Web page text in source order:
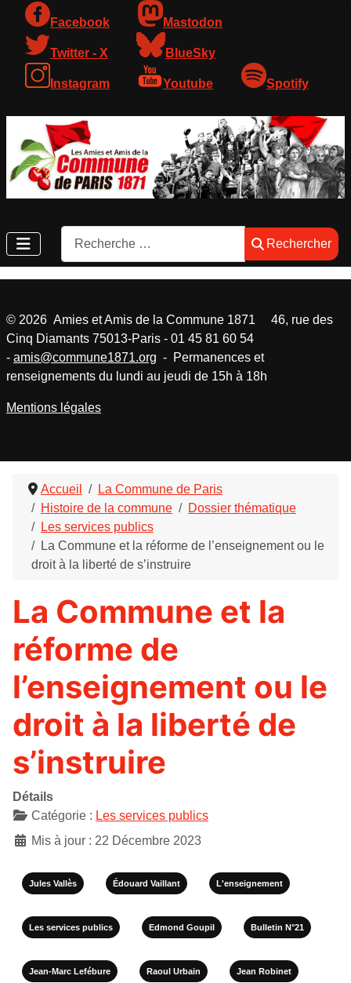
Facebook Mastodon
Twitter - X BlueSky
Instagram Youtube Spotify
Rechercher
Rechercher
Accueil
La Commune de Paris
Histoire de la commune
Dossier thématique
Les services publics
La Commune et la réforme de l’enseignement ou le
droit à la liberté de s’instruire
La Commune et la
réforme de
l’enseignement ou le
droit à la liberté de
s’instruire
Détails
Catégorie : Les services publics
Mis à jour : 22 Décembre 2023
Jules Vallès Édouard Vaillant L'enseignement
Les services publics Edmond Goupil Bulletin N°21
Jean-Marc Lefébure Raoul Urbain Jean Robinet
© 2026 Amies et Amis de la Commune 1871 46, rue des
Cinq Diamants 75013-Paris - 01 45 81 60 54
- amis@commune1871.org - Permanences et
renseignements du lundi au jeudi de 15h à 18h
Mentions légales